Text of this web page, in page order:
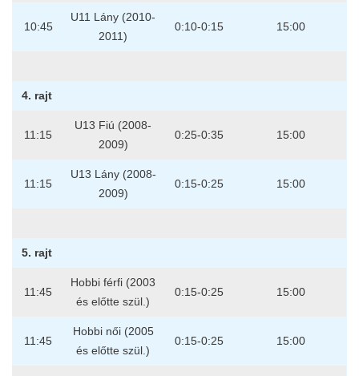
10:45
U11 Lány (2010-
2011)
0:10-0:15 15:00
4. rajt
11:15
U13 Fiú (2008-
2009)
0:25-0:35 15:00
11:15
U13 Lány (2008-
2009)
0:15-0:25 15:00
5. rajt
11:45
Hobbi férfi (2003
és előtte szül.)
0:15-0:25 15:00
11:45
Hobbi női (2005
és előtte szül.)
0:15-0:25 15:00